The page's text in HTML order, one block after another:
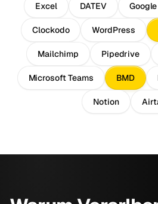
Excel DATEV
Clockodo WordPress
Mailchimp Pipedrive
Microsoft Teams BMD
Notion